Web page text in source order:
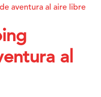
aventura al aire libre
al